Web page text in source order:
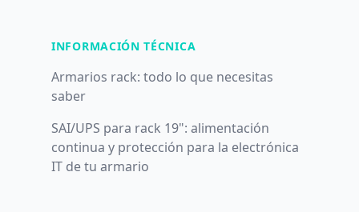
INFORMACIÓN TÉCNICA
Armarios rack: todo lo que necesitas
saber
SAI/UPS para rack 19": alimentación
continua y protección para la electrónica
IT de tu armario